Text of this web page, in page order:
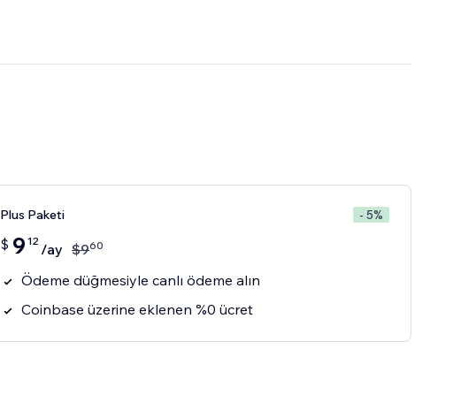
Plus Paketi - 5%
$ 9 12 /ay $960
Ödeme düğmesiyle canlı ödeme alın
Coinbase üzerine eklenen %0 ücret